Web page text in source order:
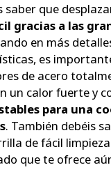
saber que
gracias a las
en más
es
de acero
un calor fuerte y
para una
. También debéis
de fácil
que te ofrece